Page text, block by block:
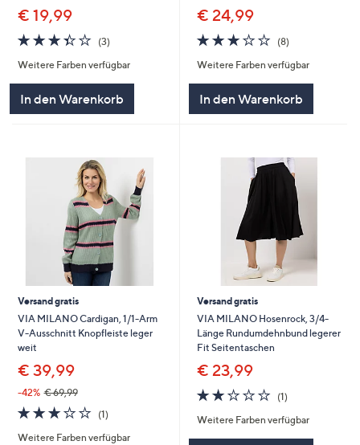
€ 19,99
3.3
von
5
(3)
Weitere Farben verfügbar
In den Warenkorb
€ 24,99
3.1
von
5
(8)8
Weitere Farben verfügbar
In den Warenkorb
Versand gratis
VIA MILANO Cardigan, 1/1-Arm
V-Ausschnitt Knopfleiste leger
weit
€ 39,99
-42% € 69,99
3.0
von
5
(1)
Weitere Farben verfügbar
Versand gratis
VIA MILANO Hosenrock, 3/4-
Länge Rundumdehnbund legerer
Fit Seitentaschen
€ 23,99
2.0
von
5
(1)1
Weitere Farben verfügbar